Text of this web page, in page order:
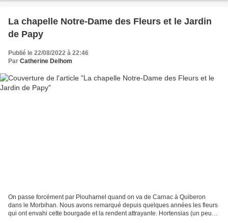
La chapelle Notre-Dame des Fleurs et le Jardin
de Papy
Publié le 22/08/2022 à 22:46
Par Catherine Delhom
On passe forcément par Plouharnel quand on va de Carnac à Quiberon
dans le Morbihan. Nous avons remarqué depuis quelques années les fleurs
qui ont envahi cette bourgade et la rendent attrayante. Hortensias (un peu